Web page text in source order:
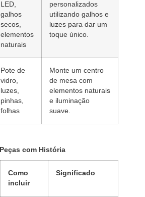
LED,
galhos
secos,
elementos
naturais
personalizados
utilizando galhos e
luzes para dar um
toque único.
Pote de
vidro,
luzes,
pinhas,
folhas
Monte um centro
de mesa com
elementos naturais
e iluminação
suave.
Peças com História
Como
incluir
Significado